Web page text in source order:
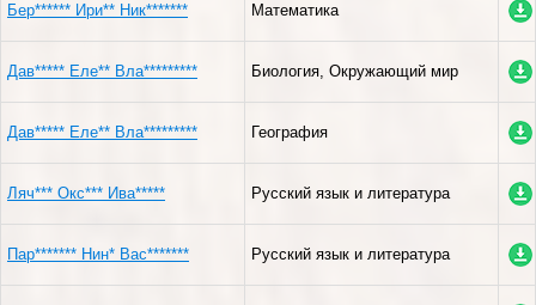
Бер****** Ири** Ник******* Математика
Дав***** Еле** Вла********* Биология, Окружающий мир
Дав***** Еле** Вла********* География
Ляч*** Окс*** Ива***** Русский язык и литература
Пар******* Нин* Вас******* Русский язык и литература